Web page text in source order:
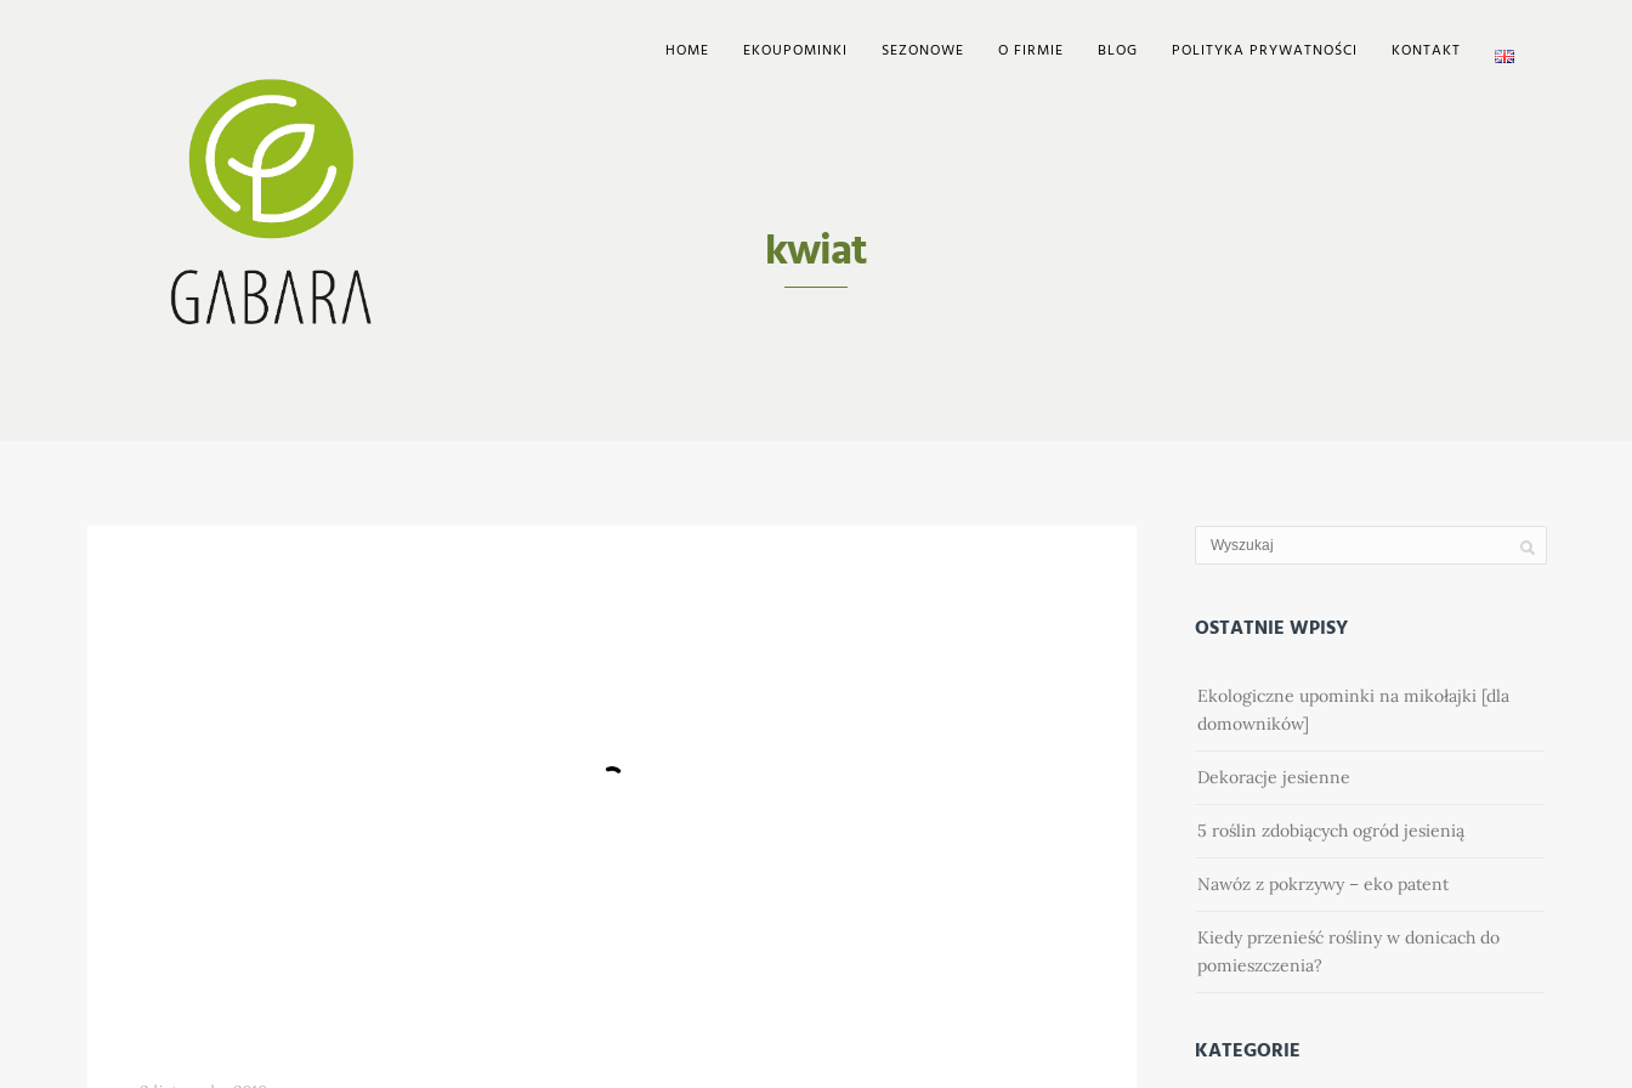
HOME EKOUPOMINKI SEZONOWE O FIRMIE BLOG POLITYKA PRYWATNOŚCI KONTAKT
kwiat
OSTATNIE WPISY
Ekologiczne upominki na mikołajki [dla
domowników]
Dekoracje jesienne
5 roślin zdobiących ogród jesienią
Nawóz z pokrzywy – eko patent
Kiedy przenieść rośliny w donicach do
pomieszczenia?
KATEGORIE